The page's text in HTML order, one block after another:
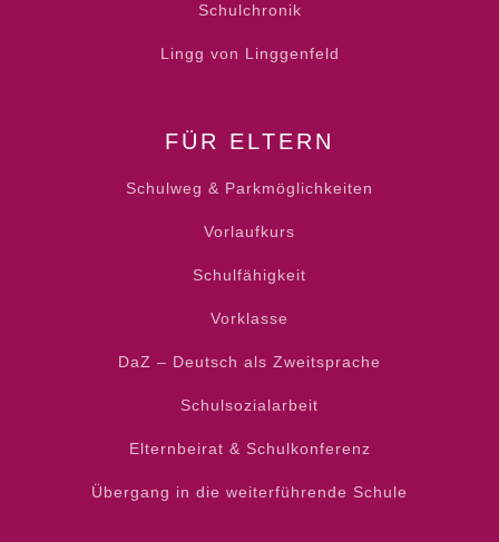
Schulchronik
Lingg von Linggenfeld
FÜR ELTERN
Schulweg & Parkmöglichkeiten
Vorlaufkurs
Schulfähigkeit
Vorklasse
DaZ – Deutsch als Zweitsprache
Schulsozialarbeit
Elternbeirat & Schulkonferenz
Übergang in die weiterführende Schule